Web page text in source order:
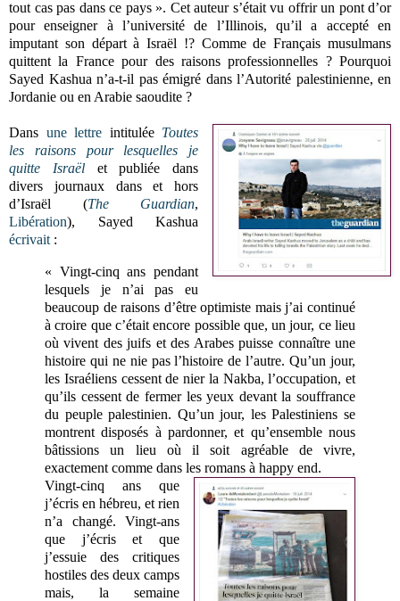
tout cas pas dans ce pays ». Cet auteur s’était vu offrir un pont d’or
pour enseigner à l’université de l’Illinois, qu’il a accepté en
imputant son départ à Israël !? Comme de Français musulmans
quittent la France pour des raisons professionnelles ? Pourquoi
Sayed Kashua n’a-t-il pas émigré dans l’Autorité palestinienne, en
Jordanie ou en Arabie saoudite ?
Dans une lettre intitulée Toutes
les raisons pour lesquelles je
quitte Israëlet publiée dans
divers journaux dans et hors
d’Israël (The Guardian,
Libération), Sayed Kashua
écrivait :
« Vingt-cinq ans pendant
lesquels je n’ai pas eu
beaucoup de raisons d’être optimiste mais j’ai continué
à croire que c’était encore possible que, un jour, ce lieu
où vivent des juifs et des Arabes puisse connaître une
histoire qui ne nie pas l’histoire de l’autre. Qu’un jour,
les Israéliens cessent de nier la Nakba, l’occupation, et
qu’ils cessent de fermer les yeux devant la souffrance
du peuple palestinien. Qu’un jour, les Palestiniens se
montrent disposés à pardonner, et qu’ensemble nous
bâtissions un lieu où il soit agréable de vivre,
exactement comme dans les romans à happy end.
Vingt-cinq ans que
j’écris en hébreu, et rien
n’a changé. Vingt-ans
que j’écris et que
j’essuie des critiques
hostiles des deux camps
mais, la semaine